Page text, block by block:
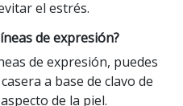
el estrés.
de expresión?
de expresión, puedes
a base de clavo de
de la piel.